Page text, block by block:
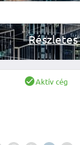
jelentkezzen be,
KATTINTVA!
Aktív cég